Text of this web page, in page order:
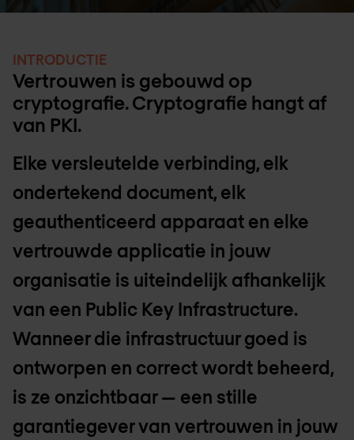
INTRODUCTIE
Vertrouwen is gebouwd op
cryptografie. Cryptografie hangt af
van PKI.
Elke versleutelde verbinding, elk
ondertekend document, elk
geauthenticeerd apparaat en elke
vertrouwde applicatie in jouw
organisatie is uiteindelijk afhankelijk
van een Public Key Infrastructure.
Wanneer die infrastructuur goed is
ontworpen en correct wordt beheerd,
is ze onzichtbaar — een stille
garantiegever van vertrouwen in jouw